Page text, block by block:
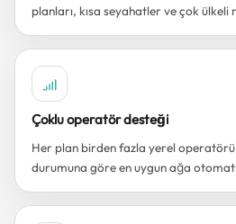
planları, kısa seyahatler ve çok
Çoklu operatör desteği
Her plan birden fazla yerel
durumuna göre en uygun ağa